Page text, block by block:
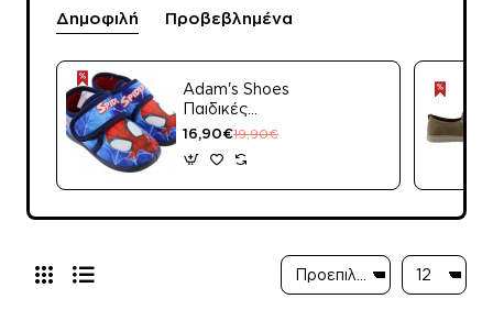
Δημοφιλή Προβεβλημένα
Adam's Shoes
Παιδικές
Παντόφλες
25515 Μπλε
16,90€19,90€